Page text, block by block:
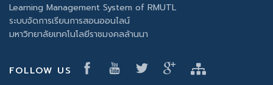
Learning Management System of RMUTL
ระบบจัดการเรียนการสอนออนไลน์
มหาวิทยาลัยเทคโนโลยีราชมงคลล้านนา
FOLLOW US